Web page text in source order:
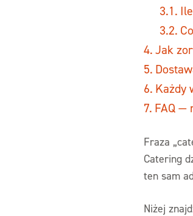
Jak
Każdy
FAQ —
Fraza
Catering
ten sam
Niżej